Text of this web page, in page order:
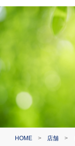
HOME > 店舗 >